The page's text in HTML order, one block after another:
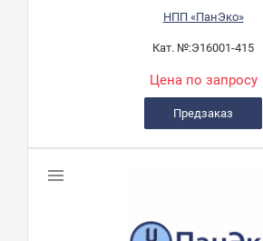
НПП «ПанЭко»
Кат. №:Э16001-415
Цена по запросу
Предзаказ